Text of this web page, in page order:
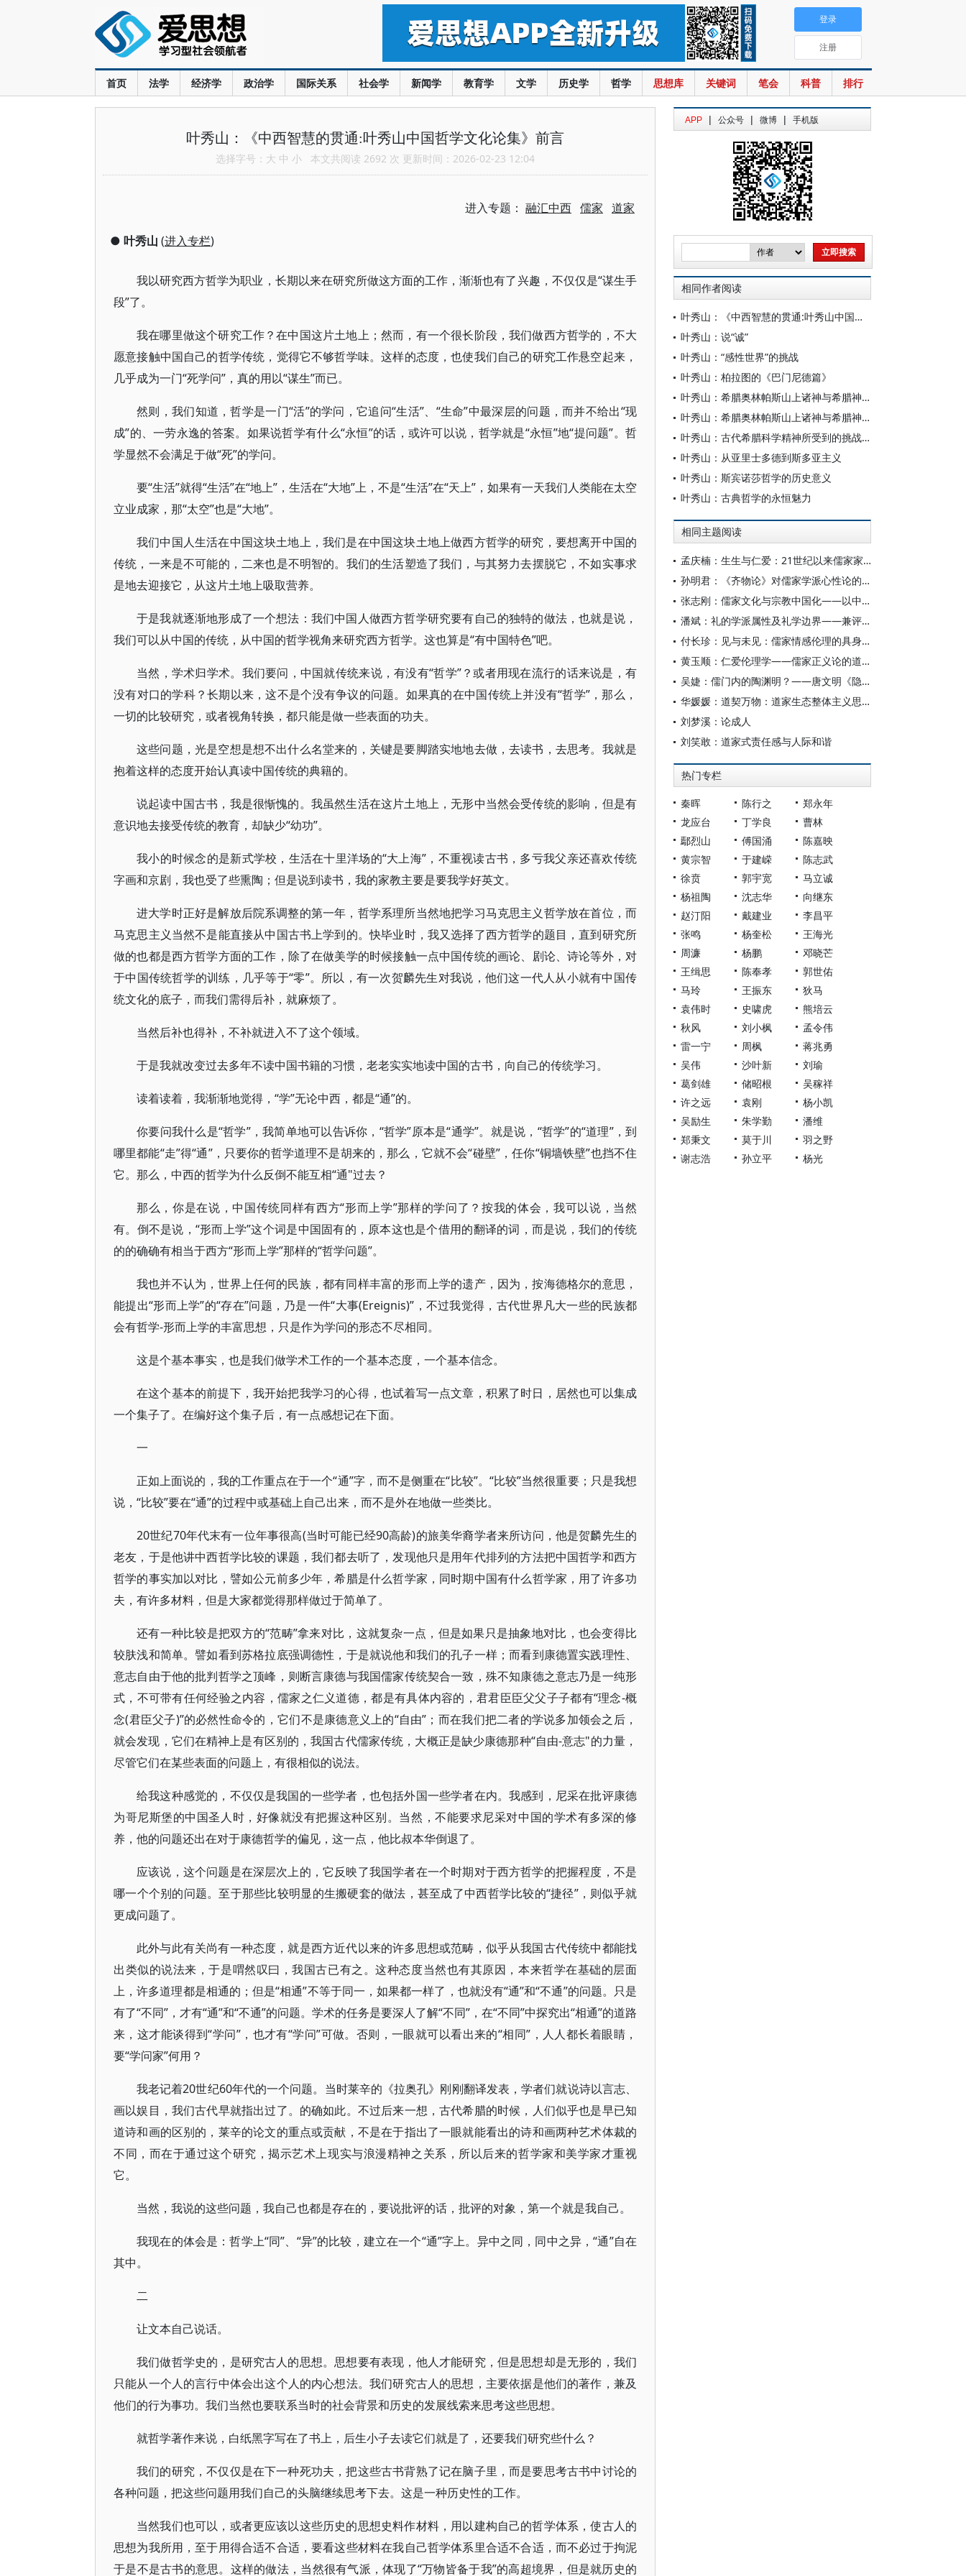
首页 法学 经济学 政治学 国际关系 社会学 新闻学 教育学 文学 历史学 哲学 思想库 关键词 笔会 科普 排行
登录
注册
叶秀山：《中西智慧的贯通:叶秀山中国哲学文化论集》前言
选择字号： 大 中 小 本文共阅读 2692 次 更新时间：2026-02-23 12:04
进入专题： 融汇中西 儒家 道家
● 叶秀山 (进入专栏)
我以研究西方哲学为职业，长期以来在研究所做这方面的工作，渐渐也有了兴趣，不仅仅是“谋生手
段”了。
我在哪里做这个研究工作？在中国这片土地上；然而，有一个很长阶段，我们做西方哲学的，不大
愿意接触中国自己的哲学传统，觉得它不够哲学味。这样的态度，也使我们自己的研究工作悬空起来，
几乎成为一门“死学问”，真的用以“谋生”而已。
然则，我们知道，哲学是一门“活”的学问，它追问“生活”、“生命”中最深层的问题，而并不给出“现
成”的、一劳永逸的答案。如果说哲学有什么“永恒”的话，或许可以说，哲学就是“永恒”地“提问题”。哲
学显然不会满足于做“死”的学问。
要“生活”就得“生活”在“地上”，生活在“大地”上，不是“生活”在“天上”，如果有一天我们人类能在太空
立业成家，那“太空”也是“大地”。
我们中国人生活在中国这块土地上，我们是在中国这块土地上做西方哲学的研究，要想离开中国的
传统，一来是不可能的，二来也是不明智的。我们的生活塑造了我们，与其努力去摆脱它，不如实事求
是地去迎接它，从这片土地上吸取营养。
于是我就逐渐地形成了一个想法：我们中国人做西方哲学研究要有自己的独特的做法，也就是说，
我们可以从中国的传统，从中国的哲学视角来研究西方哲学。这也算是“有中国特色”吧。
当然，学术归学术。我们要问，中国就传统来说，有没有“哲学”？或者用现在流行的话来说是，有
没有对口的学科？长期以来，这不是个没有争议的问题。如果真的在中国传统上并没有“哲学”，那么，
一切的比较研究，或者视角转换，都只能是做一些表面的功夫。
这些问题，光是空想是想不出什么名堂来的，关键是要脚踏实地地去做，去读书，去思考。我就是
抱着这样的态度开始认真读中国传统的典籍的。
说起读中国古书，我是很惭愧的。我虽然生活在这片土地上，无形中当然会受传统的影响，但是有
意识地去接受传统的教育，却缺少“幼功”。
我小的时候念的是新式学校，生活在十里洋场的“大上海”，不重视读古书，多亏我父亲还喜欢传统
字画和京剧，我也受了些熏陶；但是说到读书，我的家教主要是要我学好英文。
进大学时正好是解放后院系调整的第一年，哲学系理所当然地把学习马克思主义哲学放在首位，而
马克思主义当然不是能直接从中国古书上学到的。快毕业时，我又选择了西方哲学的题目，直到研究所
做的也都是西方哲学方面的工作，除了在做美学的时候接触一点中国传统的画论、剧论、诗论等外，对
于中国传统哲学的训练，几乎等于“零”。所以，有一次贺麟先生对我说，他们这一代人从小就有中国传
统文化的底子，而我们需得后补，就麻烦了。
当然后补也得补，不补就进入不了这个领域。
于是我就改变过去多年不读中国书籍的习惯，老老实实地读中国的古书，向自己的传统学习。
读着读着，我渐渐地觉得，“学”无论中西，都是“通”的。
你要问我什么是“哲学”，我简单地可以告诉你，“哲学”原本是“通学”。就是说，“哲学”的“道理”，到
哪里都能“走”得“通”，只要你的哲学道理不是胡来的，那么，它就不会“碰壁”，任你“铜墙铁壁”也挡不住
它。那么，中西的哲学为什么反倒不能互相“通"过去？
那么，你是在说，中国传统同样有西方“形而上学”那样的学问了？按我的体会，我可以说，当然
有。倒不是说，“形而上学”这个词是中国固有的，原本这也是个借用的翻译的词，而是说，我们的传统
的的确确有相当于西方“形而上学”那样的“哲学问题”。
我也并不认为，世界上任何的民族，都有同样丰富的形而上学的遗产，因为，按海德格尔的意思，
能提出“形而上学”的“存在”问题，乃是一件“大事(Ereignis)”，不过我觉得，古代世界凡大一些的民族都
会有哲学-形而上学的丰富思想，只是作为学问的形态不尽相同。
这是个基本事实，也是我们做学术工作的一个基本态度，一个基本信念。
在这个基本的前提下，我开始把我学习的心得，也试着写一点文章，积累了时日，居然也可以集成
一个集子了。在编好这个集子后，有一点感想记在下面。
一
正如上面说的，我的工作重点在于一个“通”字，而不是侧重在“比较”。“比较”当然很重要；只是我想
说，“比较”要在“通”的过程中或基础上自己出来，而不是外在地做一些类比。
20世纪70年代末有一位年事很高(当时可能已经90高龄)的旅美华裔学者来所访问，他是贺麟先生的
老友，于是他讲中西哲学比较的课题，我们都去听了，发现他只是用年代排列的方法把中国哲学和西方
哲学的事实加以对比，譬如公元前多少年，希腊是什么哲学家，同时期中国有什么哲学家，用了许多功
夫，有许多材料，但是大家都觉得那样做过于简单了。
还有一种比较是把双方的“范畴”拿来对比，这就复杂一点，但是如果只是抽象地对比，也会变得比
较肤浅和简单。譬如看到苏格拉底强调德性，于是就说他和我们的孔子一样；而看到康德置实践理性、
意志自由于他的批判哲学之顶峰，则断言康德与我国儒家传统契合一致，殊不知康德之意志乃是一纯形
式，不可带有任何经验之内容，儒家之仁义道德，都是有具体内容的，君君臣臣父父子子都有“理念-概
念(君臣父子)”的必然性命令的，它们不是康德意义上的“自由”；而在我们把二者的学说多加领会之后，
就会发现，它们在精神上是有区别的，我国古代儒家传统，大概正是缺少康德那种“自由-意志"的力量，
尽管它们在某些表面的问题上，有很相似的说法。
给我这种感觉的，不仅仅是我国的一些学者，也包括外国一些学者在内。我感到，尼采在批评康德
为哥尼斯堡的中国圣人时，好像就没有把握这种区别。当然，不能要求尼采对中国的学术有多深的修
养，他的问题还出在对于康德哲学的偏见，这一点，他比叔本华倒退了。
应该说，这个问题是在深层次上的，它反映了我国学者在一个时期对于西方哲学的把握程度，不是
哪一个个别的问题。至于那些比较明显的生搬硬套的做法，甚至成了中西哲学比较的“捷径”，则似乎就
更成问题了。
此外与此有关尚有一种态度，就是西方近代以来的许多思想或范畴，似乎从我国古代传统中都能找
出类似的说法来，于是喟然叹曰，我国古已有之。这种态度当然也有其原因，本来哲学在基础的层面
上，许多道理都是相通的；但是“相通”不等于同一，如果都一样了，也就没有“通”和“不通”的问题。只是
有了“不同”，才有“通”和“不通”的问题。学术的任务是要深人了解“不同”，在“不同”中探究出“相通”的道路
来，这才能谈得到“学问”，也才有“学问”可做。否则，一眼就可以看出来的“相同”，人人都长着眼睛，
要“学问家”何用？
我老记着20世纪60年代的一个问题。当时莱辛的《拉奥孔》刚刚翻译发表，学者们就说诗以言志、
画以娱目，我们古代早就指出过了。的确如此。不过后来一想，古代希腊的时候，人们似乎也是早已知
道诗和画的区别的，莱辛的论文的重点或贡献，不是在于指出了一眼就能看出的诗和画两种艺术体裁的
不同，而在于通过这个研究，揭示艺术上现实与浪漫精神之关系，所以后来的哲学家和美学家才重视
它。
当然，我说的这些问题，我自己也都是存在的，要说批评的话，批评的对象，第一个就是我自己。
我现在的体会是：哲学上“同”、“异”的比较，建立在一个“通”字上。异中之同，同中之异，“通”自在
其中。
二
让文本自己说话。
我们做哲学史的，是研究古人的思想。思想要有表现，他人才能研究，但是思想却是无形的，我们
只能从一个人的言行中体会出这个人的内心想法。我们研究古人的思想，主要依据是他们的著作，兼及
他们的行为事功。我们当然也要联系当时的社会背景和历史的发展线索来思考这些思想。
就哲学著作来说，白纸黑字写在了书上，后生小子去读它们就是了，还要我们研究些什么？
我们的研究，不仅仅是在下一种死功夫，把这些古书背熟了记在脑子里，而是要思考古书中讨论的
各种问题，把这些问题用我们自己的头脑继续思考下去。这是一种历史性的工作。
当然我们也可以，或者更应该以这些历史的思想史料作材料，用以建构自己的哲学体系，使古人的
思想为我所用，至于用得合适不合适，要看这些材料在我自己哲学体系里合适不合适，而不必过于拘泥
于是不是古书的意思。这样的做法，当然很有气派，体现了“万物皆备于我”的高超境界，但是就历史的
APP | 公众号 | 微博 | 手机版
相同作者阅读
叶秀山：《中西智慧的贯通:叶秀山中国哲学文化论集》前言
叶秀山：说“诚”
叶秀山：“感性世界”的挑战
叶秀山：柏拉图的《巴门尼德篇》
叶秀山：希腊奥林帕斯山上诸神与希腊神话之古典精神（上）
叶秀山：希腊奥林帕斯山上诸神与希腊神话之古典精神（下）
叶秀山：古代希腊科学精神所受到的挑战——怀疑论的历史作用
叶秀山：从亚里士多德到斯多亚主义
叶秀山：斯宾诺莎哲学的历史意义
叶秀山：古典哲学的永恒魅力
相同主题阅读
孟庆楠：生生与仁爱：21世纪以来儒家家庭伦理研究述评
孙明君：《齐物论》对儒家学派心性论的回应
张志刚：儒家文化与宗教中国化——以中国宗教通史为线索的学理沉思
潘斌：礼的学派属性及礼学边界——兼评当前中国民俗学、历史人类学所言之“礼”
付长珍：见与未见：儒家情感伦理的具身性维度
黄玉顺：仁爱伦理学——儒家正义论的道德哲学基础效应
吴婕：儒门内的陶渊明？——唐文明《隐逸之间：陶渊明精神世界中的自然、历史与社会》读后
华媛媛：道契万物：道家生态整体主义思想体系
刘梦溪：论成人
刘笑敢：道家式责任感与人际和谐
热门专栏
秦晖 陈行之
郑永年
龙应台
丁学良
曹林
鄢烈山
傅国涌
陈嘉映
黄宗智
于建嵘
陈志武
徐贲
郭宇宽
马立诚
杨祖陶
沈志华
向继东
赵汀阳
戴建业
李昌平
张鸣
杨奎松
王海光
周濂
杨鹏
邓晓芒
王缉思
陈奉孝
郭世佑
马玲
王振东
狄马
袁伟时
史啸虎
熊培云
秋风
刘小枫
孟令伟
雷一宁
周枫
蒋兆勇
吴伟
沙叶新
刘瑜
葛剑雄
储昭根
吴稼祥
许之远
袁刚
杨小凯
吴励生
朱学勤
潘维
郑秉文
莫于川
羽之野
谢志浩
孙立平 杨光